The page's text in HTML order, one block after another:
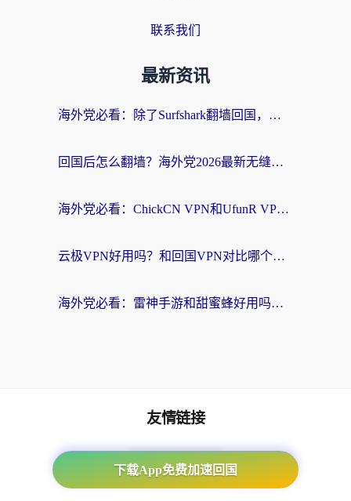
联系我们
最新资讯
海外党必看：除了Surfshark翻墙回国，这些加速器选择技巧你真的懂吗？
回国后怎么翻墙？海外党2026最新无缝访问国内资源全攻略（附对比实测）
海外党必看：ChickCN VPN和UfunR VPN对比哪个回国效果更好？附实用选择指南
云极VPN好用吗？和回国VPN对比哪个回国效果更好？海外党亲测避坑指南
海外党必看：雷神手游和甜蜜蜂好用吗？3步选对回国加速器无缝刷国内资源
下载App免费加速回国
友情链接
番茄加速器